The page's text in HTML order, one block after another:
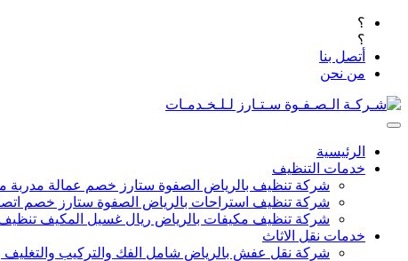
؟
؟
أتصل بنا
من نحن
الرئيسية
خدمات التنظيف
شركة تنظيف بالرياض الصفوة ستارز خصم عمالة
شركة تنظيف استراحات بالرياض الصفوة ستارز خصم
شركة تنظيف مكيفات بالرياض ريال غسيل المكيف تنظيف
خدمات نقل الاثاث
شركة نقل عفش بالرياض شامل الفك والتركيب